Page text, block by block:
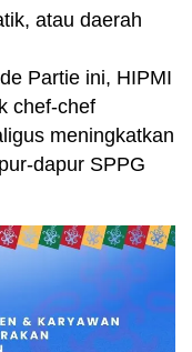
atau daerah
Partie ini, HIPMI
chef-chef
meningkatkan
dapur SPPG